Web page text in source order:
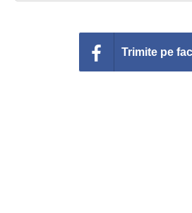
Trimite pe